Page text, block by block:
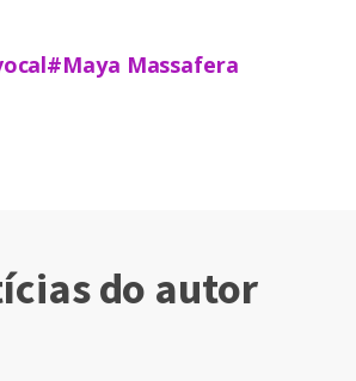
#Maya Massafera
do autor